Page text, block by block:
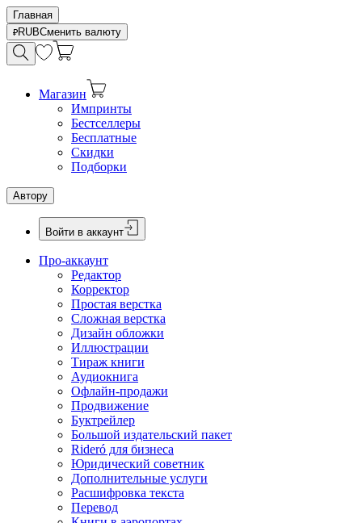
Главная
RUBСменить валюту
Магазин
Импринты
Бестселлеры
Бесплатные
Скидки
Подборки
Автору
Войти в аккаунт
Про-аккаунт
Редактор
Корректор
Простая верстка
Сложная верстка
Дизайн обложки
Иллюстрации
Тираж книги
Аудиокнига
Офлайн-продажи
Продвижение
Буктрейлер
Большой издательский пакет
Rideró для бизнеса
Юридический советник
Дополнительные услуги
Расшифровка текста
Перевод